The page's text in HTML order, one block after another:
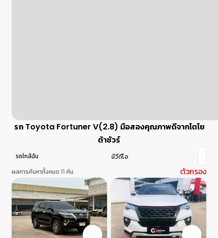
รถ Toyota Fortuner V(2.8) มือสองคุณภาพดีจากโตโย
ต้าชัวร์
รถใกล้ฉัน
มีวีดีโอ
ผลการค้นหาทั้งหมด 11 คัน
ตัวกรอง